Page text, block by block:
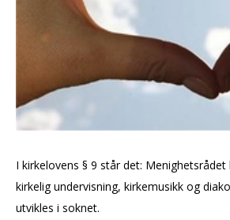
I kirkelovens § 9 står det:
kirkelig undervisning, kirkemusikk og
utvikles i soknet.